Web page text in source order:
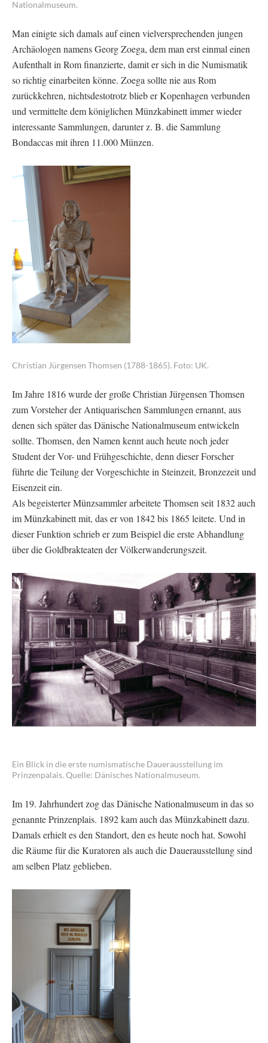
Nationalmuseum.
Man einigte sich damals auf einen vielversprechenden jungen
Archäologen namens Georg Zoega, dem man erst einmal einen
Aufenthalt in Rom finanzierte, damit er sich in die Numismatik
so richtig einarbeiten könne. Zoega sollte nie aus Rom
zurückkehren, nichtsdestotrotz blieb er Kopenhagen verbunden
und vermittelte dem königlichen Münzkabinett immer wieder
interessante Sammlungen, darunter z. B. die Sammlung
Bondaccas mit ihren 11.000 Münzen.
Christian Jürgensen Thomsen (1788-1865). Foto: UK.
Im Jahre 1816 wurde der große Christian Jürgensen Thomsen
zum Vorsteher der Antiquarischen Sammlungen ernannt, aus
denen sich später das Dänische Nationalmuseum entwickeln
sollte. Thomsen, den Namen kennt auch heute noch jeder
Student der Vor- und Frühgeschichte, denn dieser Forscher
führte die Teilung der Vorgeschichte in Steinzeit, Bronzezeit und
Eisenzeit ein.
Als begeisterter Münzsammler arbeitete Thomsen seit 1832 auch
im Münzkabinett mit, das er von 1842 bis 1865 leitete. Und in
dieser Funktion schrieb er zum Beispiel die erste Abhandlung
über die Goldbrakteaten der Völkerwanderungszeit.
Ein Blick in die erste numismatische Dauerausstellung im
Prinzenpalais. Quelle: Dänisches Nationalmuseum.
Im 19. Jahrhundert zog das Dänische Nationalmuseum in das so
genannte Prinzenplais. 1892 kam auch das Münzkabinett dazu.
Damals erhielt es den Standort, den es heute noch hat. Sowohl
die Räume für die Kuratoren als auch die Dauerausstellung sind
am selben Platz geblieben.